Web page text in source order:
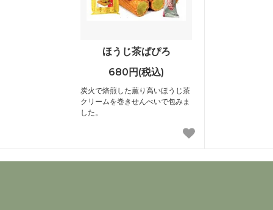
ほうじ茶ぱぴろ
680円(税込)
炭火で焙煎した薫り高いほうじ茶
クリームを巻きせんべいで包みま
した。